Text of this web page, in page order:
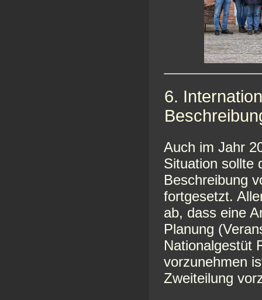
6.
Auch im Jahr
Situation sollte
Beschreibung
fortgesetzt.
ab, dass eine
Planung
Nationalgestüt
vorzunehmen
Zweiteilung